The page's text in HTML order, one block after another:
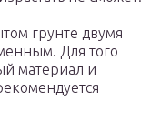
грунте двумя
Для того
материал и